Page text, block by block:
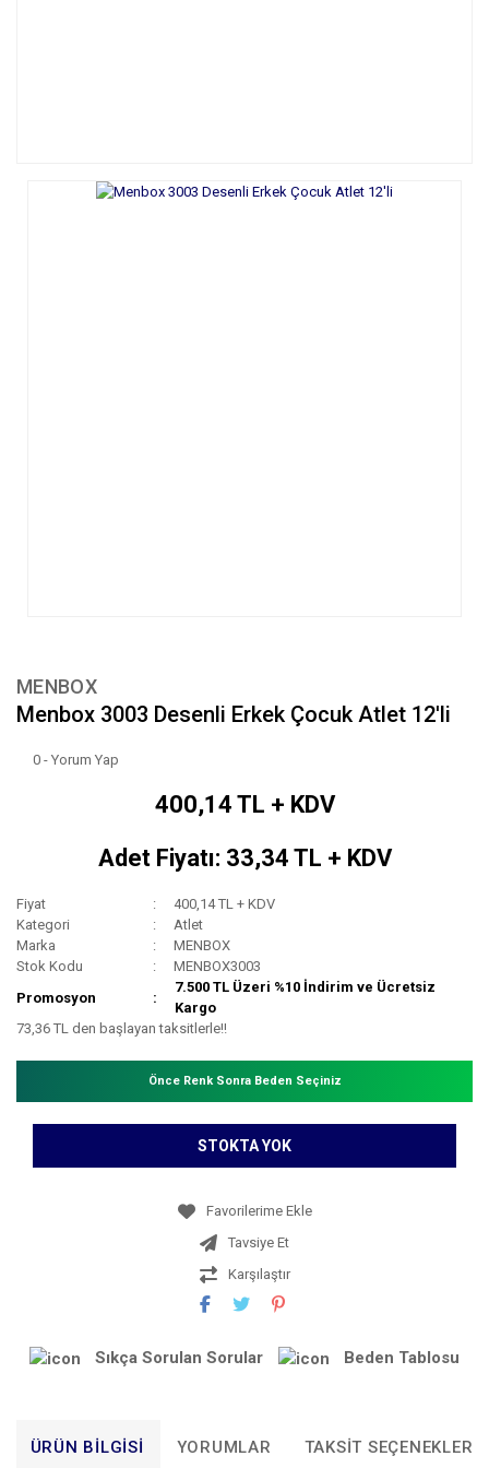
MENBOX
Menbox 3003 Desenli Erkek Çocuk Atlet 12'li
0 - Yorum Yap
400,14 TL + KDV
Adet Fiyatı: 33,34 TL + KDV
Fiyat
400,14 TL + KDV
Kategori
Atlet
Marka
MENBOX
Stok Kodu
MENBOX3003
Promosyon
7.500 TL Üzeri %10 İndirim ve Ücretsiz
Kargo
73,36 TL den başlayan taksitlerle!!
Önce Renk Sonra Beden Seçiniz
STOKTA YOK
Tavsiye Et
Karşılaştır
Sıkça Sorulan Sorular Beden Tablosu
ÜRÜN BILGISI YORUMLAR TAKSIT SEÇENEKLERI